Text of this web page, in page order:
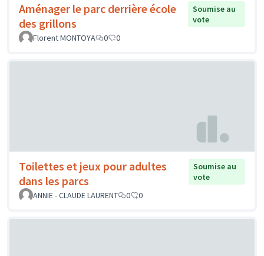
Aménager le parc derrière école
des grillons
Soumise au
vote
Florent MONTOYA
0 0
Toilettes et jeux pour adultes
dans les parcs
Soumise au
vote
ANNIE - CLAUDE LAURENT
0 0